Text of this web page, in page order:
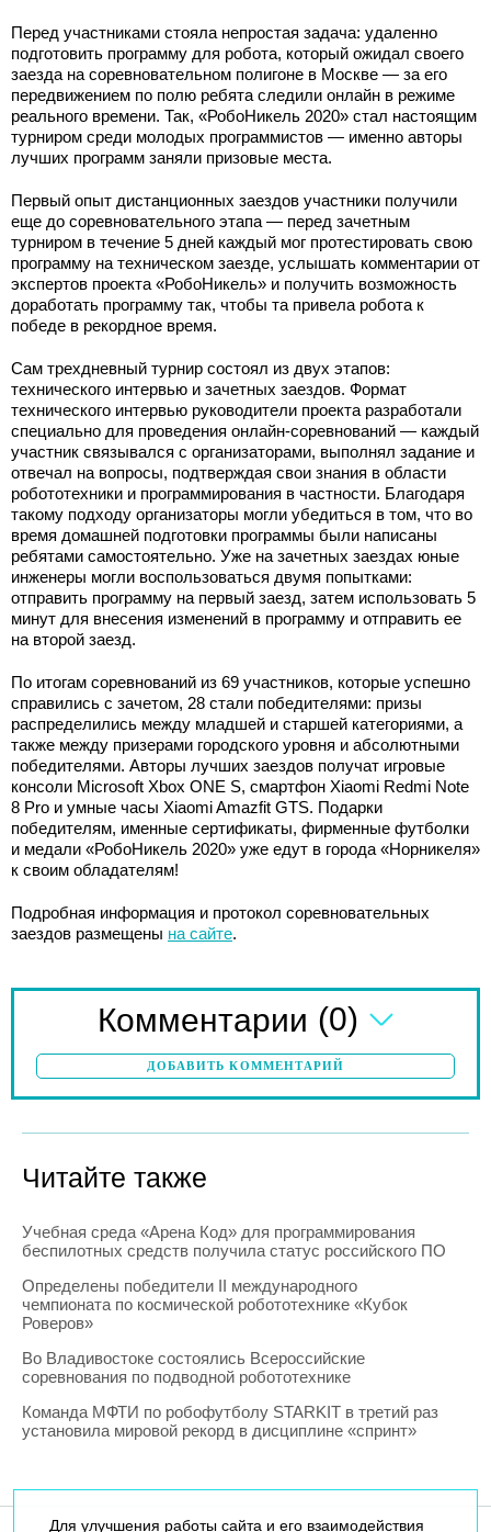
Перед участниками стояла непростая задача: удаленно
подготовить программу для робота, который ожидал своего
заезда на соревновательном полигоне в Москве — за его
передвижением по полю ребята следили онлайн в режиме
реального времени. Так, «РобоНикель 2020» стал настоящим
турниром среди молодых программистов — именно авторы
лучших программ заняли призовые места.
Первый опыт дистанционных заездов участники получили
еще до соревновательного этапа — перед зачетным
турниром в течение 5 дней каждый мог протестировать свою
программу на техническом заезде, услышать комментарии от
экспертов проекта «РобоНикель» и получить возможность
доработать программу так, чтобы та привела робота к
победе в рекордное время.
Сам трехдневный турнир состоял из двух этапов:
технического интервью и зачетных заездов. Формат
технического интервью руководители проекта разработали
специально для проведения онлайн-соревнований — каждый
участник связывался с организаторами, выполнял задание и
отвечал на вопросы, подтверждая свои знания в области
робототехники и программирования в частности. Благодаря
такому подходу организаторы могли убедиться в том, что во
время домашней подготовки программы были написаны
ребятами самостоятельно. Уже на зачетных заездах юные
инженеры могли воспользоваться двумя попытками:
отправить программу на первый заезд, затем использовать 5
минут для внесения изменений в программу и отправить ее
на второй заезд.
По итогам соревнований из 69 участников, которые успешно
справились с зачетом, 28 стали победителями: призы
распределились между младшей и старшей категориями, а
также между призерами городского уровня и абсолютными
победителями. Авторы лучших заездов получат игровые
консоли Microsoft Xbox ONE S, смартфон Xiaomi Redmi Note
8 Pro и умные часы Xiaomi Amazfit GTS. Подарки
победителям, именные сертификаты, фирменные футболки
и медали «РобоНикель 2020» уже едут в города «Норникеля»
к своим обладателям!
Подробная информация и протокол соревновательных
заездов размещены на сайте.
Комментарии (0)
ДОБАВИТЬ КОММЕНТАРИЙ
Читайте также
Учебная среда «Арена Код» для программирования
беспилотных средств получила статус российского ПО
Определены победители II международного
чемпионата по космической робототехнике «Кубок
Роверов»
Во Владивостоке состоялись Всероссийские
соревнования по подводной робототехнике
Команда МФТИ по робофутболу STARKIT в третий раз
установила мировой рекорд в дисциплине «спринт»
Для улучшения работы сайта и его взаимодействия